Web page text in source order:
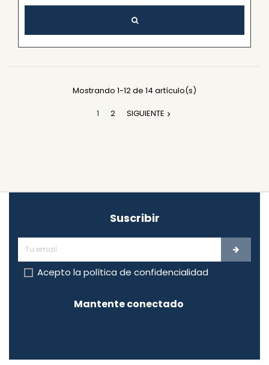
Mostrando 1-12 de 14 artículo(s)
1
2 SIGUIENTE 
Suscribir
Acepto la política de confidencialidad
Mantente conectado